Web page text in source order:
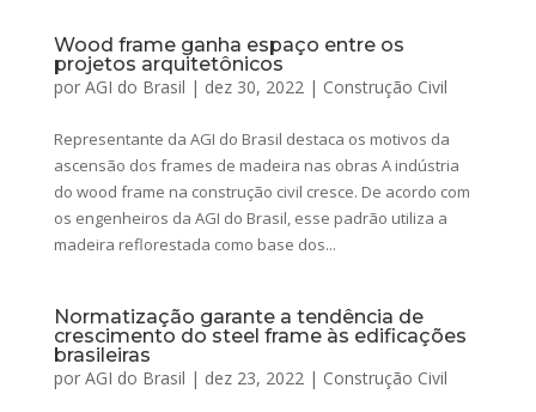
Wood frame ganha espaço entre os
projetos arquitetônicos
por AGI do Brasil | dez 30, 2022| Construção Civil
Representante da AGI do Brasil destaca os motivos da
ascensão dos frames de madeira nas obras A indústria
do wood frame na construção civil cresce. De acordo com
os engenheiros da AGI do Brasil, esse padrão utiliza a
madeira reflorestada como base dos...
Normatização garante a tendência de
crescimento do steel frame às edificações
brasileiras
por AGI do Brasil | dez 23, 2022| Construção Civil